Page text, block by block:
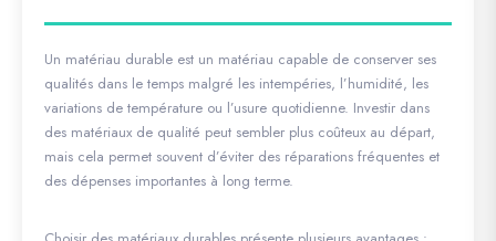
Un matériau durable est un matériau capable de conserver ses
qualités dans le temps malgré les intempéries, l’humidité, les
variations de température ou l’usure quotidienne. Investir dans
des matériaux de qualité peut sembler plus coûteux au départ,
mais cela permet souvent d’éviter des réparations fréquentes et
des dépenses importantes à long terme.